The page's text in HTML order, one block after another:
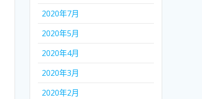
2020年7月
2020年5月
2020年4月
2020年3月
2020年2月